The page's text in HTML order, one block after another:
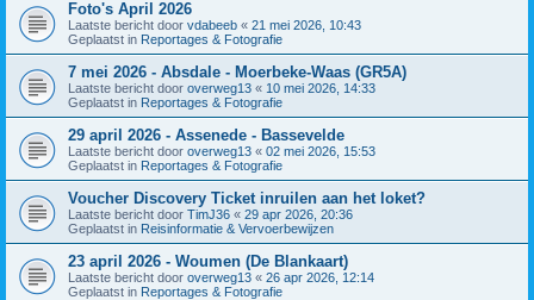
Foto's April 2026
Laatste bericht door vdabeeb « 21 mei 2026, 10:43
Geplaatst in Reportages & Fotografie
7 mei 2026 - Absdale - Moerbeke-Waas (GR5A)
Laatste bericht door overweg13 « 10 mei 2026, 14:33
Geplaatst in Reportages & Fotografie
29 april 2026 - Assenede - Bassevelde
Laatste bericht door overweg13 « 02 mei 2026, 15:53
Geplaatst in Reportages & Fotografie
Voucher Discovery Ticket inruilen aan het loket?
Laatste bericht door TimJ36 « 29 apr 2026, 20:36
Geplaatst in Reisinformatie & Vervoerbewijzen
23 april 2026 - Woumen (De Blankaart)
Laatste bericht door overweg13 « 26 apr 2026, 12:14
Geplaatst in Reportages & Fotografie